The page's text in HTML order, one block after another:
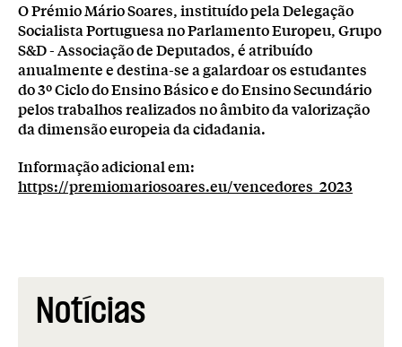
O Prémio Mário Soares, instituído pela Delegação
Socialista Portuguesa no Parlamento Europeu, Grupo
S&D - Associação de Deputados, é atribuído
anualmente e destina-se a galardoar os estudantes
do 3º Ciclo do Ensino Básico e do Ensino Secundário
pelos trabalhos realizados no âmbito da valorização
da dimensão europeia da cidadania.
Informação adicional em:
https://premiomariosoares.eu/vencedores_2023
Notícias